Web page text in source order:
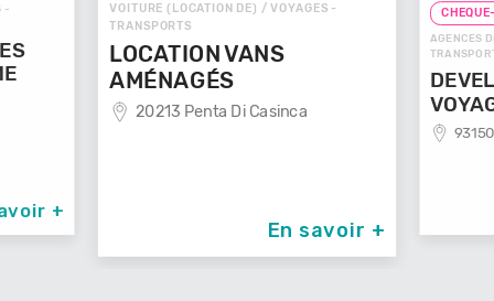
-
+
VOITURE (LOCATION DE) / VOYAGES -
TRANSPORTS
LOCATION VANS
AMÉNAGÉS
20213 Penta Di Casinca
En savoir +
AGENCES